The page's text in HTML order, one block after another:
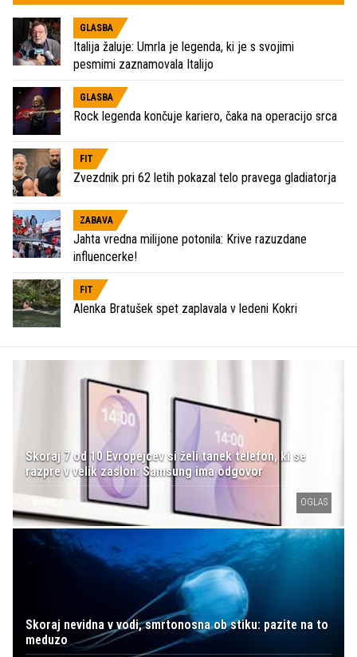
GLASBA
Italija žaluje: Umrla je legenda, ki je s svojimi
pesmimi zaznamovala Italijo
GLASBA
Rock legenda končuje kariero, čaka na operacijo srca
FIT
Zvezdnik pri 62 letih pokazal telo pravega gladiatorja
ZABAVA
Jahta vredna milijone potonila: Krive razuzdane
influencerke!
FIT
Alenka Bratušek spet zaplavala v ledeni Kokri
Skoraj 7 od 10 Evropejcev si želi tanek telefon, ki se
razpre v velik zaslon: Samsung ima odgovor
NOVICE OGLAS
Skoraj nevidna v vodi, smrtonosna ob stiku: pazite na to
meduzo